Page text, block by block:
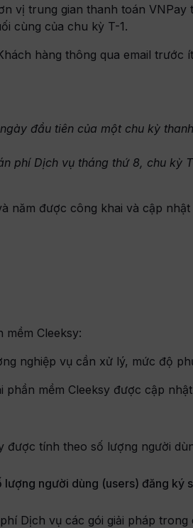
vị trung gian thanh toán
cùng của chu kỳ T-1.
hàng thông qua email
đầu tiên của một chu kỳ
phí Dịch vụ tháng thứ 8, chu
năm được công khai và cập
mềm Cleeksy:
nghiệp vụ cần xử lý, mức độ
mềm Cleeksy được cập
được tính theo số lượng người
người dùng (users) đăng ký
Dịch vụ các gói giải pháp trong